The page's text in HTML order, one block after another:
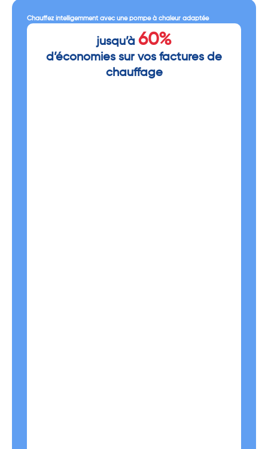
Chauffez intelligemment avec une pompe à chaleur adaptée
jusqu’à 60%
d’économies sur vos factures de
chauffage